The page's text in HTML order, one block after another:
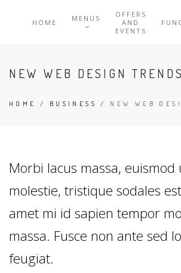
HOME MENUS
OFFERS
AND
EVENTS
NEW WEB DESIGN TRENDS
HOME / BUSINESS / NEW WEB
Morbi lacus massa,
molestie, tristique sodales
amet mi id sapien tempor
massa. Fusce non ante sed
feugiat.